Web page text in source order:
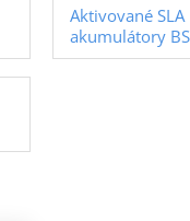
Aktivované SLA
akumulátory